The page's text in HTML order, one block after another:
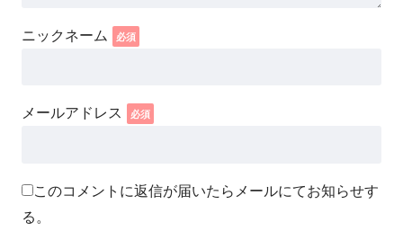
このコメントに返信が届いたらメールにてお知らせす
る。